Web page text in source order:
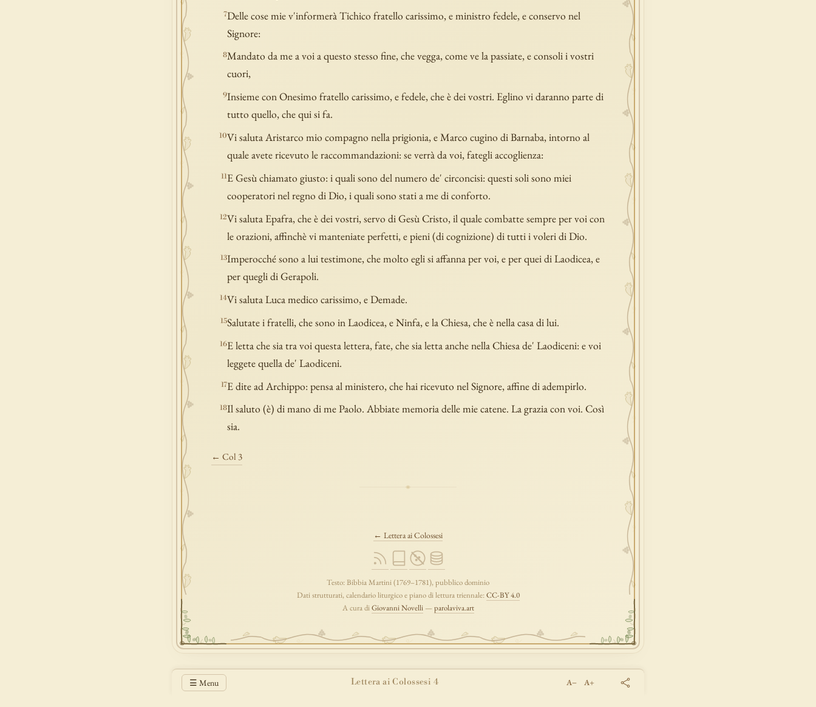
7Delle cose mie v'informerà Tichico fratello carissimo, e ministro fedele, e conservo nel
Signore:
8Mandato da me a voi a questo stesso fine, che vegga, come ve la passiate, e consoli i vostri
cuori,
9Insieme con Onesimo fratello carissimo, e fedele, che è dei vostri. Eglino vi daranno parte di
tutto quello, che qui si fa.
10Vi saluta Aristarco mio compagno nella prigionia, e Marco cugino di Barnaba, intorno al
quale avete ricevuto le raccommandazioni: se verrà da voi, fategli accoglienza:
11E Gesù chiamato giusto: i quali sono del numero de' circoncisi: questi soli sono miei
cooperatori nel regno di Dio, i quali sono stati a me di conforto.
12Vi saluta Epafra, che è dei vostri, servo di Gesù Cristo, il quale combatte sempre per voi con
le orazioni, affinchè vi manteniate perfetti, e pieni (di cognizione) di tutti i voleri di Dio.
13Imperocché sono a lui testimone, che molto egli si affanna per voi, e per quei di Laodicea, e
per quegli di Gerapoli.
14Vi saluta Luca medico carissimo, e Demade.
15Salutate i fratelli, che sono in Laodicea, e Ninfa, e la Chiesa, che è nella casa di lui.
16E letta che sia tra voi questa lettera, fate, che sia letta anche nella Chiesa de' Laodiceni: e voi
leggete quella de' Laodiceni.
17E dite ad Archippo: pensa al ministero, che hai ricevuto nel Signore, affine di adempirlo.
18Il saluto (è) di mano di me Paolo. Abbiate memoria delle mie catene. La grazia con voi. Così
sia.
← Col 3
← Lettera ai Colossesi
Testo: Bibbia Martini (1769–1781), pubblico dominio
Dati strutturati, calendario liturgico e piano di lettura triennale: CC-BY 4.0
A cura diGiovanni Novelli—parolaviva.art
☰ Menu Lettera ai Colossesi 4 A− A+